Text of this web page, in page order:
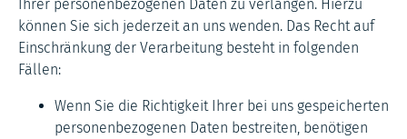
Ihrer personenbezogenen Daten zu verlangen. Hierzu
können Sie sich jederzeit an uns wenden. Das Recht auf
Einschränkung der Verarbeitung besteht in folgenden
Fällen:
Wenn Sie die Richtigkeit Ihrer bei uns gespeicherten
personenbezogenen Daten bestreiten, benötigen